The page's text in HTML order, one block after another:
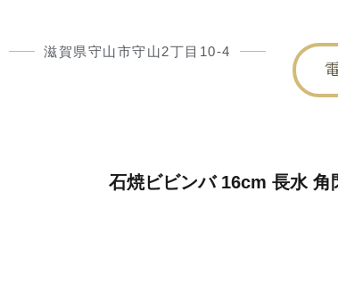
滋賀県守山市守山2丁目10-4
石焼ビビンバ 16cm 長水